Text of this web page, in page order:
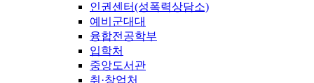
인권센터(성폭력상담소)
예비군대대
융합전공학부
입학처
중앙도서관
취·창업처